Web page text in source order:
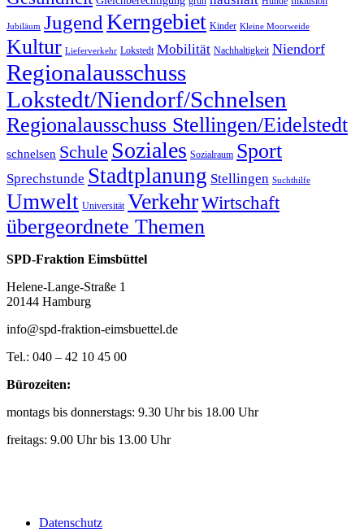
Jubiläum Jugend Kerngebiet Kinder Kleine Moorweide
Kultur Lieferverkehr Lokstedt Mobilität Nachhaltigkeit Niendorf
Regionalausschuss
Lokstedt/Niendorf/Schnelsen
Regionalausschuss Stellingen/Eidelstedt
schnelsen Schule Soziales Sozialraum Sport
Sprechstunde Stadtplanung Stellingen Suchthilfe
Umwelt Universität VerkehrWirtschaft
übergeordnete Themen
SPD-Fraktion Eimsbüttel
Helene-Lange-Straße 1
20144 Hamburg
info@spd-fraktion-eimsbuettel.de
Tel.: 040 – 42 10 45 00
Bürozeiten:
montags bis donnerstags: 9.30 Uhr bis 18.00 Uhr
freitags: 9.00 Uhr bis 13.00 Uhr
Datenschutz